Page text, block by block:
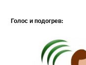
Голос и подогрев: